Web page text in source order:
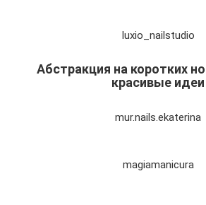
luxio_nailstudio
Абстракция на коротких
красивые идеи
mur.nails.ekaterina
magiamanicura